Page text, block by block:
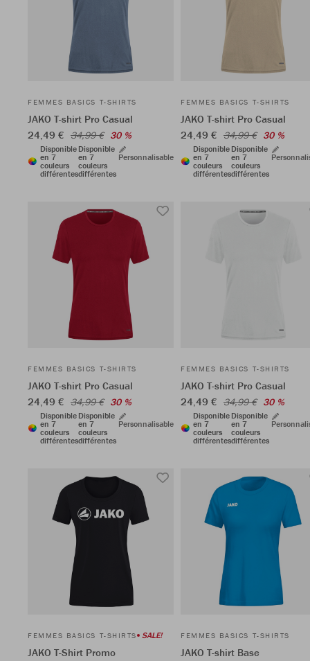
FEMMES BASICS T-SHIRTS
JAKO T-shirt Pro Casual
24,49 € 34,99 € 30 %
Disponible
en 7
couleurs
différentes
Disponible
en 7
couleurs
différentes
Personnalisable
FEMMES BASICS T-SHIRTS
JAKO T-shirt Pro Casual
24,49 € 34,99 € 30 %
Disponible
en 7
couleurs
différentes
Disponible
en 7
couleurs
différentes
FEMMES BASICS T-SHIRTS
JAKO T-shirt Pro Casual
24,49 € 34,99 € 30 %
Disponible
en 7
couleurs
différentes
Disponible
en 7
couleurs
différentes
Personnalisable
FEMMES BASICS T-SHIRTS
JAKO T-shirt Pro Casual
24,49 € 34,99 € 30 %
Disponible
en 7
couleurs
différentes
Disponible
en 7
couleurs
différentes
FEMMES BASICS T-SHIRTS SALE!
JAKO T-Shirt Promo
FEMMES BASICS T-SHIRTS
JAKO T-shirt Base